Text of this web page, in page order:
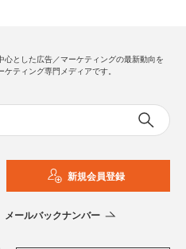
心とした広告／マーケティングの最新動向を
ケティング専門メディアです。
新規会員登録
メールバックナンバー